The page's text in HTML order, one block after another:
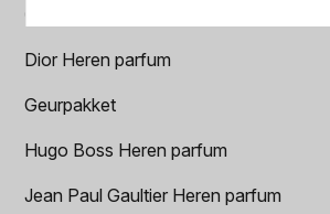
Dior Heren parfum
Geurpakket
Hugo Boss Heren parfum
Jean Paul Gaultier Heren parfum